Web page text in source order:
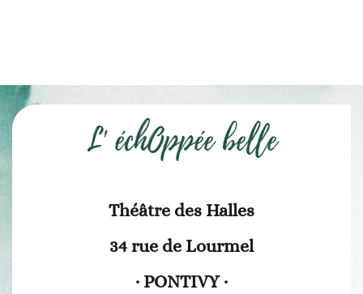
L' échOppée belle
Théâtre des Halles
34 rue de Lourmel
· PONTIVY ·